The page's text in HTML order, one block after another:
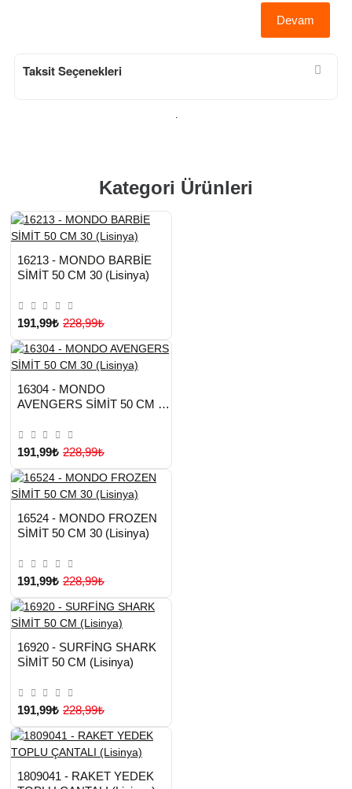
Devam
Taksit Seçenekleri
Kategori Ürünleri
TESLİMAT
Yeni Ürün
16213 - MONDO BARBİE
SİMİT 50 CM 30 (Lisinya)
191,99₺ 228,99₺
TESLİMAT
16304 - MONDO
AVENGERS SİMİT 50 CM 30
191,99₺ 228,99₺
TESLİMAT
16524 - MONDO FROZEN
SİMİT 50 CM 30 (Lisinya)
191,99₺ 228,99₺
TESLİMAT
16920 - SURFİNG SHARK
SİMİT 50 CM (Lisinya)
191,99₺ 228,99₺
TESLİMAT
1809041 - RAKET YEDEK